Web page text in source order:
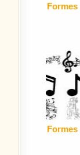
Formes
Formes